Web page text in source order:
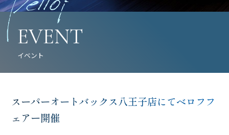
EVENT
イベント
スーパーオートバックス八王子店にてベロフフ
ェアー開催